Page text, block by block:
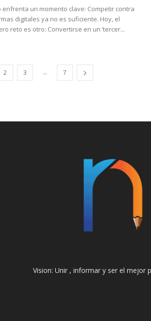
enfrenta un momento clave: Competir contra
digitales ya no es suficiente. Hoy, el
reto es otro: Convertirse en un ‘tercer...
2 3 ... 7
Vision: Unir , informar y ser el mejor